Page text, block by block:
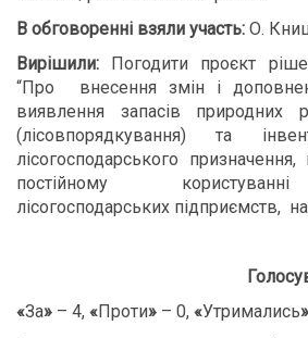
В обговоренні взяли участь: О.
Вирішили: Погодити проєкт
“Про внесення змін і
виявлення запасів природних
(лісовпорядкування) та
лісогосподарського
постійному
лісогосподарських підприємств,
«За» – 4, «Проти» – 0, «Утримались»